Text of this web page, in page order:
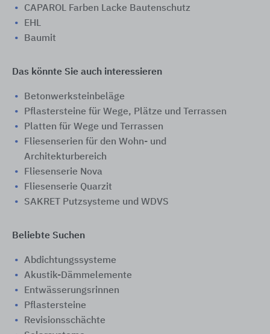
CAPAROL Farben Lacke Bautenschutz
EHL
Baumit
Das könnte Sie auch interessieren
Betonwerksteinbeläge
Pflastersteine für Wege, Plätze und Terrassen
Platten für Wege und Terrassen
Fliesenserien für den Wohn- und
Architekturbereich
Fliesenserie Nova
Fliesenserie Quarzit
SAKRET Putzsysteme und WDVS
Beliebte Suchen
Abdichtungssysteme
Akustik-Dämmelemente
Entwässerungsrinnen
Pflastersteine
Revisionsschächte